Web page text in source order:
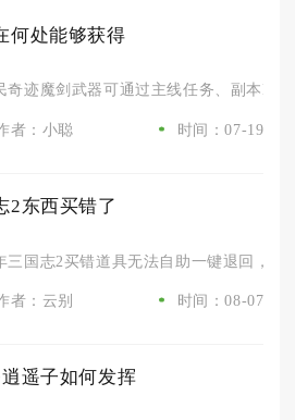
何处能够获得
奇迹魔剑武器可通过主线任务、副本
者：小聪 时间：07-19
2东西买错了
三国志2买错道具无法自助一键退回，最
者：云别 时间：08-07
遥子如何发挥